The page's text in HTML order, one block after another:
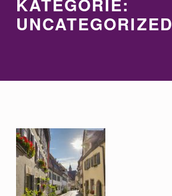
UNCATEGORIZED